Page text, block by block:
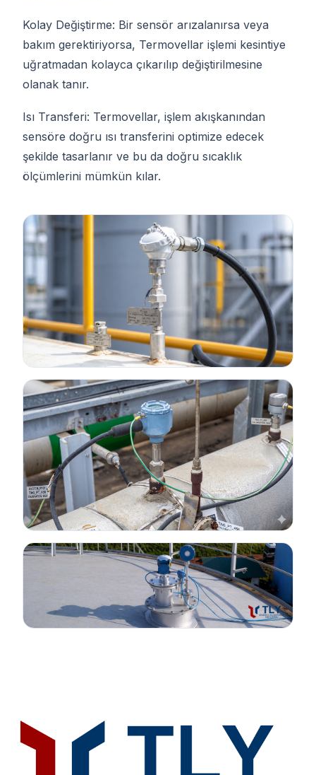
Kolay Değiştirme: Bir sensör arızalanırsa veya
bakım gerektiriyorsa, Termovellar işlemi kesintiye
uğratmadan kolayca çıkarılıp değiştirilmesine
olanak tanır.
Isı Transferi: Termovellar, işlem akışkanından
sensöre doğru ısı transferini optimize edecek
şekilde tasarlanır ve bu da doğru sıcaklık
ölçümlerini mümkün kılar.